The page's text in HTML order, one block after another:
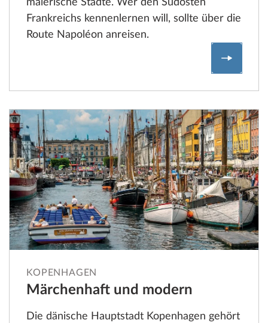
malerische Städte. Wer den Südosten
Frankreichs kennenlernen will, sollte über die
Route Napoléon anreisen.
KOPENHAGEN
Märchenhaft und modern
Die dänische Hauptstadt Kopenhagen gehört